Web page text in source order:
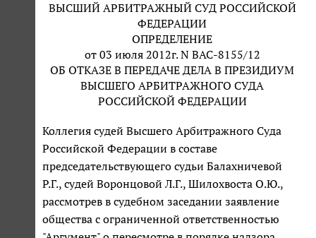
ВЫСШИЙ АРБИТРАЖНЫЙ СУД РОССИЙСКОЙ
ФЕДЕРАЦИИ
ОПРЕДЕЛЕНИЕ
от 03 июля 2012г. N ВАС-8155/12
ОБ ОТКАЗЕ В ПЕРЕДАЧЕ ДЕЛА В ПРЕЗИДИУМ
ВЫСШЕГО АРБИТРАЖНОГО СУДА
РОССИЙСКОЙ ФЕДЕРАЦИИ
Коллегия судей Высшего Арбитражного Суда
Российской Федерации в составе
председательствующего судьи Балахничевой
Р.Г., судей Воронцовой Л.Г., Шилохвоста О.Ю.,
рассмотрев в судебном заседании заявление
общества с ограниченной ответственностью